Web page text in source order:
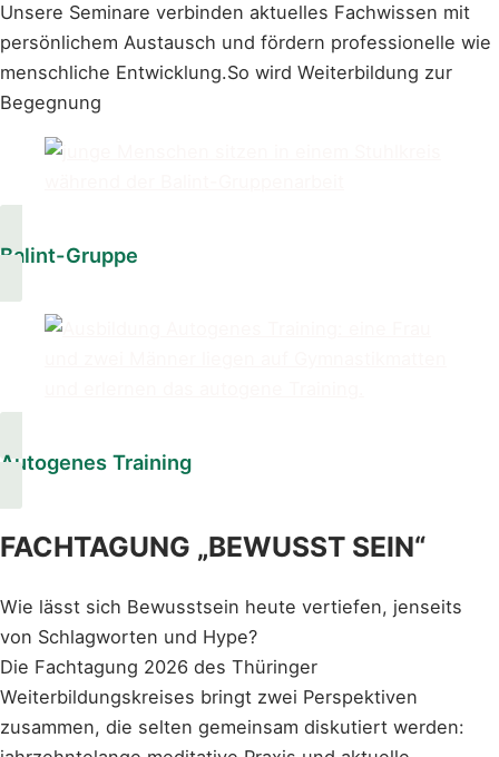
Unsere Seminare verbinden aktuelles Fachwissen mit
persönlichem Austausch und fördern professionelle wie
menschliche Entwicklung.So wird Weiterbildung zur
Begegnung
Balint-Gruppe
Autogenes Training
FACHTAGUNG „BEWUSST SEIN“
Wie lässt sich Bewusstsein heute vertiefen, jenseits
von Schlagworten und Hype?
Die Fachtagung 2026 des Thüringer
Weiterbildungskreises bringt zwei Perspektiven
zusammen, die selten gemeinsam diskutiert werden: